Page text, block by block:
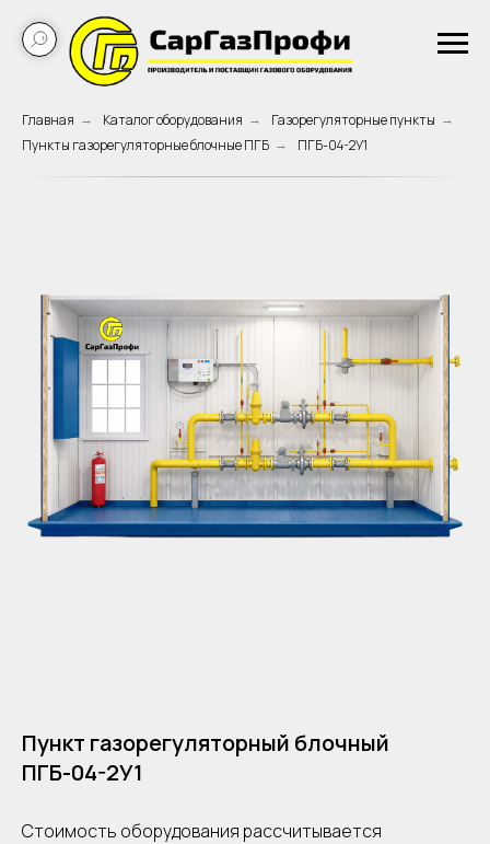
Главная → Каталог оборудования → Газорегуляторные пункты →
Пункты газорегуляторные блочные ПГБ → ПГБ-04-2У1
Пункт газорегуляторный блочный
ПГБ-04-2У1
Стоимость оборудования рассчитывается